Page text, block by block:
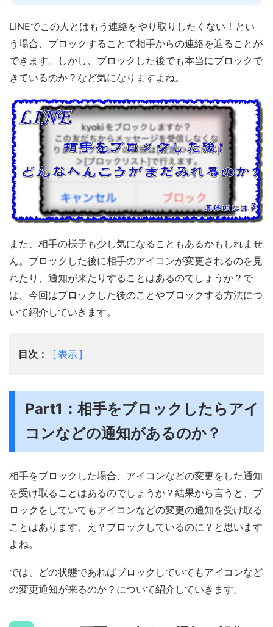
LINEでこの人とはもう連絡をやり取りしたくない！とい
う場合、ブロックすることで相手からの連絡を遮ることが
できます。しかし、ブロックした後でも本当にブロックで
きているのか？など気になりますよね。
また、相手の様子も少し気になることもあるかもしれませ
ん。ブロックした後に相手のアイコンが変更されるのを見
れたり、通知が来たりすることはあるのでしょうか？で
は、今回はブロックした後のことやブロックする方法につ
いて紹介していきます。
目次： 表示
Part1：相手をブロックしたらアイ
コンなどの通知があるのか？
相手をブロックした場合、アイコンなどの変更をした通知
を受け取ることはあるのでしょうか？結果から言うと、ブ
ロックをしていてもアイコンなどの変更の通知を受け取る
ことはあります。え？ブロックしているのに？と思います
よね。
では、どの状態であればブロックしていてもアイコンなど
の変更通知が来るのか？について紹介していきます。